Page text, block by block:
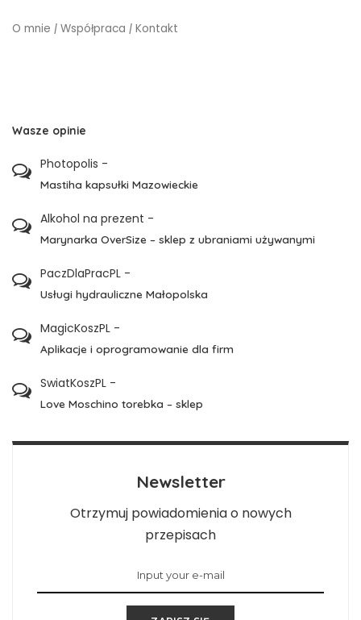
O mnie | Współpraca | Kontakt
Wasze opinie
Photopolis -
Mastiha kapsułki Mazowieckie
Alkohol na prezent -
Marynarka OverSize – sklep z ubraniami używanymi
PaczDlaPracPL -
Usługi hydrauliczne Małopolska
MagicKoszPL -
Aplikacje i oprogramowanie dla firm
SwiatKoszPL -
Love Moschino torebka – sklep
Newsletter
Otrzymuj powiadomienia o nowych
przepisach